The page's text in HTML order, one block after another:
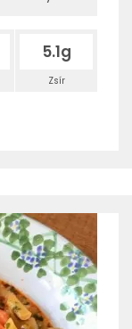
5.1g
Zsír